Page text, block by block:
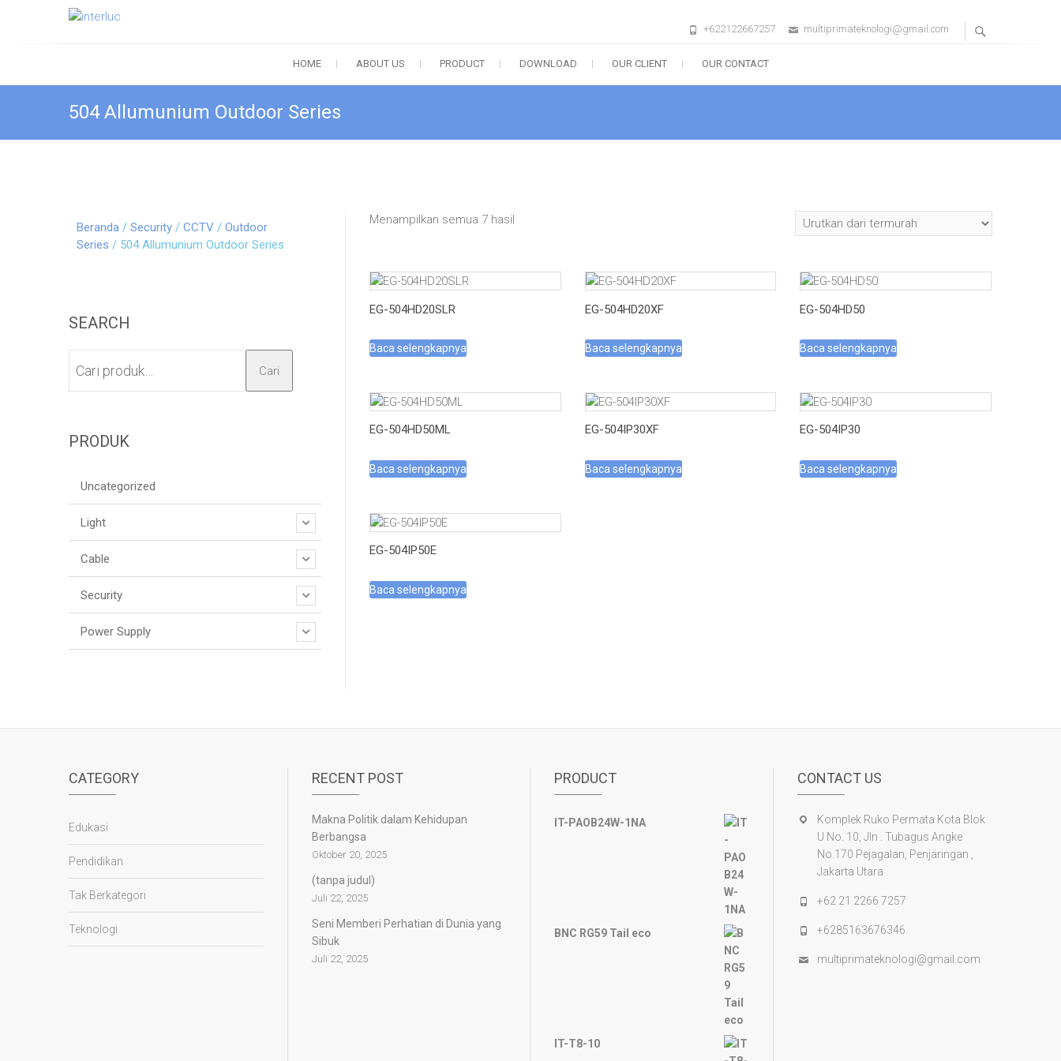
interluc
Quality with Responsibility
+622122667257 multiprimateknologi@gmail.com
HOME ABOUT US PRODUCT DOWNLOAD OUR CLIENT OUR CONTACT
504 Allumunium Outdoor Series
Menampilkan semua 7 hasil
EG-504HD20SLR
Baca selengkapnya
EG-504HD20XF
Baca selengkapnya
EG-504HD50
Baca selengkapnya
EG-504HD50ML
Baca selengkapnya
EG-504IP30XF
Baca selengkapnya
EG-504IP30
Baca selengkapnya
EG-504IP50E
Baca selengkapnya
Beranda / Security / CCTV / Outdoor
Series / 504 Allumunium Outdoor Series
SEARCH
Cari
PRODUK
Uncategorized
Light
Cable
Security
Power Supply
CATEGORY
Edukasi
Pendidikan
Tak Berkategori
Teknologi
RECENT POST
Makna Politik dalam Kehidupan
Berbangsa
Oktober 20, 2025
(tanpa judul)
Juli 22, 2025
Seni Memberi Perhatian di Dunia yang
Sibuk
Juli 22, 2025
PRODUCT
IT-PAOB24W-1NA
BNC RG59 Tail eco
IT-T8-10
CONTACT US
Komplek Ruko Permata Kota Blok
U No. 10, Jln . Tubagus Angke
No.170 Pejagalan, Penjaringan ,
Jakarta Utara
+62 21 2266 7257
+6285163676346
multiprimateknologi@gmail.com